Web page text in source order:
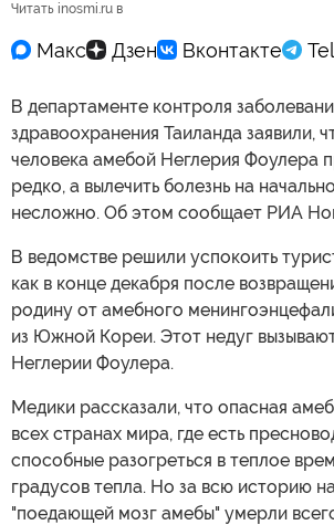
Читать inosmi.ru в
В департаменте контроля
здравоохранения Таиланда заявили,
человека амебой Неглерия Фоулера
редко, а вылечить болезнь на
несложно. Об этом сообщает РИА
В ведомстве решили успокоить
как в конце декабря после
родину от амебного
из Южной Кореи. Этот недуг
Неглерии Фоулера.
Медики рассказали, что опасная
всех странах мира, где есть
способные разогреться в теплое
градусов тепла. Но за всю историю
"поедающей мозг амебы" умерли